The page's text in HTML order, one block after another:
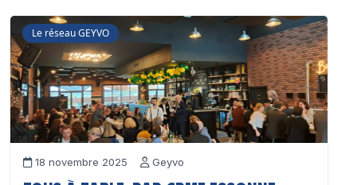
Le réseau GEYVO
18 novembre 2025 Geyvo